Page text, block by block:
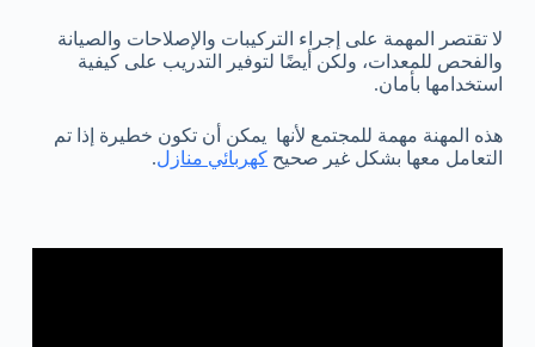
لا تقتصر المهمة على إجراء التركيبات والإصلاحات والصيانة
والفحص للمعدات، ولكن أيضًا لتوفير التدريب على كيفية
استخدامها بأمان.
هذه المهنة مهمة للمجتمع لأنها يمكن أن تكون خطيرة إذا تم
التعامل معها بشكل غير صحيح كهربائي منازل.